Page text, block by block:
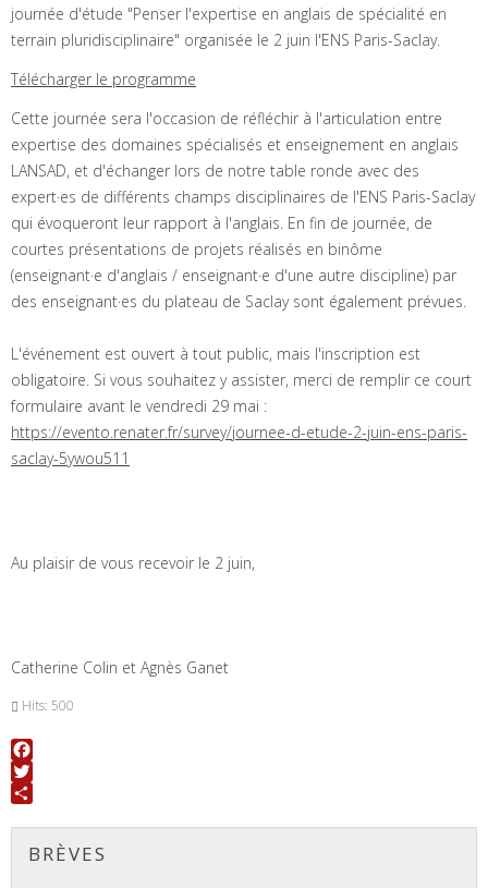
journée d'étude "Penser l'expertise en anglais de spécialité en
terrain pluridisciplinaire" organisée le 2 juin l'ENS Paris-Saclay.
Télécharger le programme
Cette journée sera l'occasion de réfléchir à l'articulation entre
expertise des domaines spécialisés et enseignement en anglais
LANSAD, et d'échanger lors de notre table ronde avec des
expert·es de différents champs disciplinaires de l'ENS Paris-Saclay
qui évoqueront leur rapport à l'anglais. En fin de journée, de
courtes présentations de projets réalisés en binôme
(enseignant·e d'anglais / enseignant·e d'une autre discipline) par
des enseignant·es du plateau de Saclay sont également prévues.
L'événement est ouvert à tout public, mais l'inscription est
obligatoire. Si vous souhaitez y assister, merci de remplir ce court
formulaire avant le vendredi 29 mai :
https://evento.renater.fr/survey/journee-d-etude-2-juin-ens-paris-
saclay-5ywou511
Au plaisir de vous recevoir le 2 juin,
Catherine Colin et Agnès Ganet
Hits: 500
Facebook
Twitter
BRÈVES